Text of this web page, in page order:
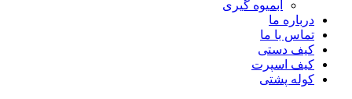
آبمیوه گیری
درباره ما
تماس با ما
کیف دستی
کیف اسپرت
کوله پشتی